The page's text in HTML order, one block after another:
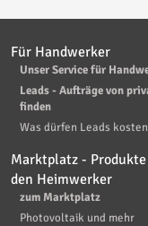
Für Handwerker
Unser Service für
Leads - Aufträge von
finden
Was dürfen Leads
Marktplatz -
den Heimwerker
zum Marktplatz
Photovoltaik und mehr